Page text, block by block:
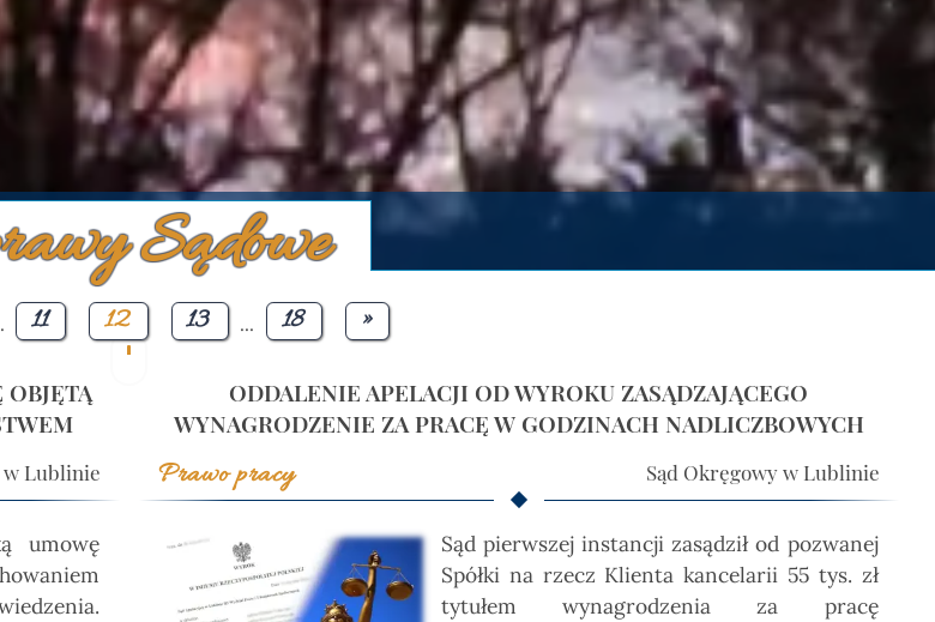
Sądowe
11 12 13 ... 18 »
w Lublinie
umowę
ODDALENIE APELACJI OD WYROKU ZASĄDZAJĄCEGO
WYNAGRODZENIE ZA PRACĘ W GODZINACH NADLICZBOWYCH
Prawo pracy Sąd Okręgowy w Lublinie
Sąd pierwszej instancji zasądził od pozwanej
Spółki na rzecz Klienta kancelarii 55 tys. zł
tytułem wynagrodzenia za pracę